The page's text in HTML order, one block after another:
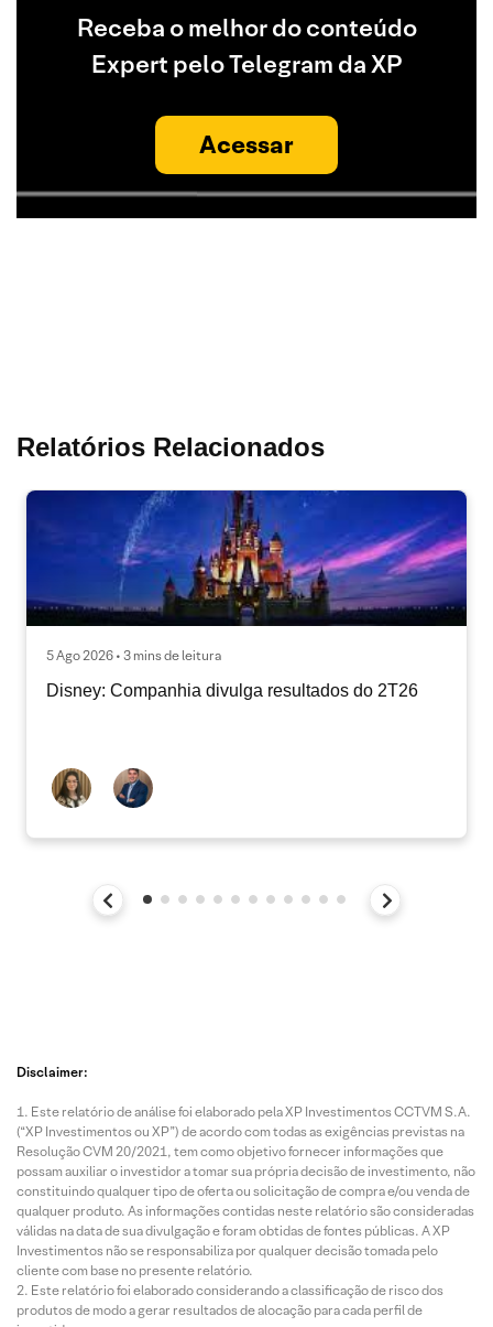
Receba o melhor do conteúdo
Expert pelo Telegram da XP
Acessar
Relatórios Relacionados
5 Ago 2026 • 3 mins de leitura
Disney: Companhia divulga resultados do 2T26
Disclaimer:
Este relatório de análise foi elaborado pela XP Investimentos CCTVM S.A.
(“XP Investimentos ou XP”) de acordo com todas as exigências previstas na
Resolução CVM 20/2021, tem como objetivo fornecer informações que
possam auxiliar o investidor a tomar sua própria decisão de investimento, não
constituindo qualquer tipo de oferta ou solicitação de compra e/ou venda de
qualquer produto. As informações contidas neste relatório são consideradas
válidas na data de sua divulgação e foram obtidas de fontes públicas. A XP
Investimentos não se responsabiliza por qualquer decisão tomada pelo
cliente com base no presente relatório.
Este relatório foi elaborado considerando a classificação de risco dos
produtos de modo a gerar resultados de alocação para cada perfil de